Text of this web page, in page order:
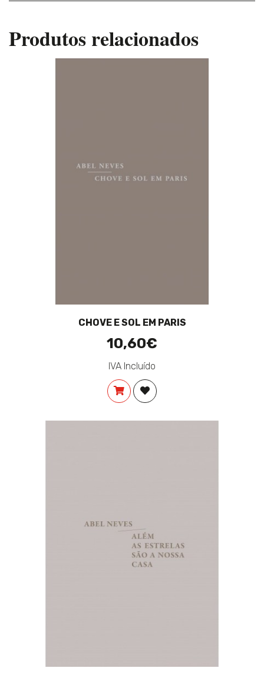
Produtos relacionados
CHOVE E SOL EM PARIS
10,60€
IVA Incluído
COMPRARADICIONAR À LISTA DE